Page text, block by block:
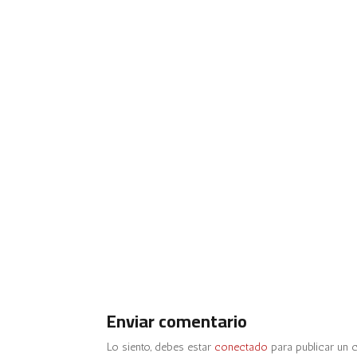
Enviar comentario
Lo siento, debes estar conectado para publicar un